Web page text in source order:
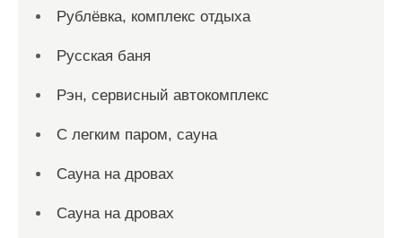
Рублёвка, комплекс отдыха
Русская баня
Рэн, сервисный автокомплекс
С легким паром, сауна
Сауна на дровах
Сауна на дровах